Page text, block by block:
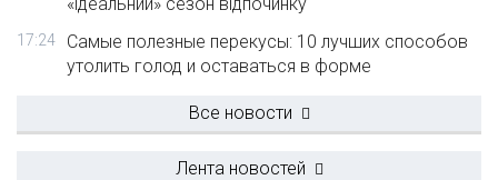
17:24
Самые полезные перекусы: 10 лучших способов
утолить голод и оставаться в форме
Все новости
Лента новостей